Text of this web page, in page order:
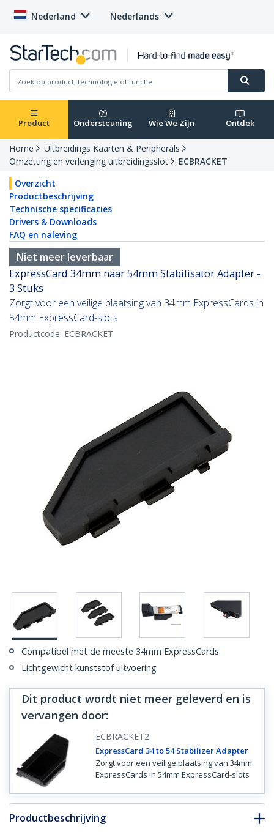
Nederland Nederlands
Product Ondersteuning Wie We Zijn Ontdek
Home
Uitbreidings Kaarten & Peripherals
Omzetting en verlenging uitbreidingsslot
ECBRACKET
Overzicht
Productbeschrijving
Technische specificaties
Drivers & Downloads
FAQ en naleving
Niet meer leverbaar
ExpressCard 34mm naar 54mm Stabilisator Adapter -
3 Stuks
Zorgt voor een veilige plaatsing van 34mm ExpressCards in
54mm ExpressCard-slots
Productcode: ECBRACKET
Compatibel met de meeste 34mm ExpressCards
Lichtgewicht kunststof uitvoering
Dit product wordt niet meer geleverd en is
vervangen door:
ECBRACKET2
ExpressCard 34 to 54 Stabilizer Adapter
Zorgt voor een veilige plaatsing van 34mm
ExpressCards in 54mm ExpressCard-slots
Productbeschrijving